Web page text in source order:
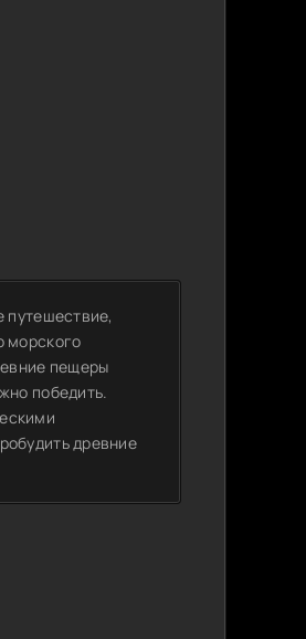
путешествие,
морского
пещеры
победить.
древние